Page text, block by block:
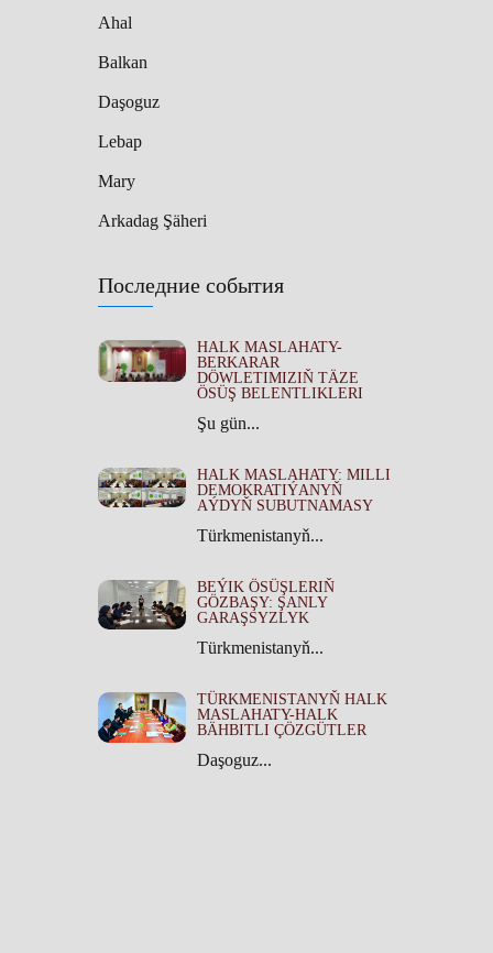
Ahal
Balkan
Daşoguz
Lebap
Mary
Arkadag Şäheri
Последние события
HALK MASLAHATY-
BERKARAR
DÖWLETIMIZIŇ TÄZE
ÖSÜŞ BELENTLIKLERI
Şu gün...
HALK MASLAHATY: MILLI
DEMOKRATIÝANYŇ
AÝDYŇ SUBUTNAMASY
Türkmenistanyň...
BEÝIK ÖSÜŞLERIŇ
GÖZBAŞY: ŞANLY
GARAŞSYZLYK
Türkmenistanyň...
TÜRKMENISTANYŇ HALK
MASLAHATY-HALK
BÄHBITLI ÇÖZGÜTLER
Daşoguz...